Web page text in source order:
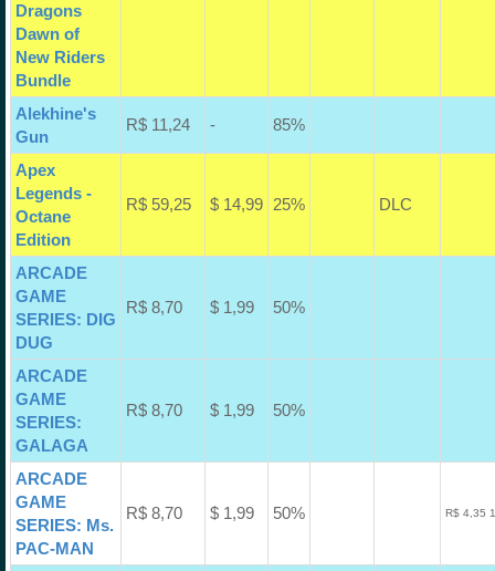
Dragons
Dawn of
New Riders
Bundle
Alekhine's
Gun
R$ 11,24 - 85%
Apex
Legends -
Octane
Edition
R$ 59,25 $ 14,99 25% DLC
ARCADE
GAME
SERIES: DIG
DUG
R$ 8,70 $ 1,99 50%
ARCADE
GAME
SERIES:
GALAGA
R$ 8,70 $ 1,99 50%
ARCADE
GAME
SERIES: Ms.
PAC-MAN
R$ 8,70 $ 1,99 50% R$ 4,35